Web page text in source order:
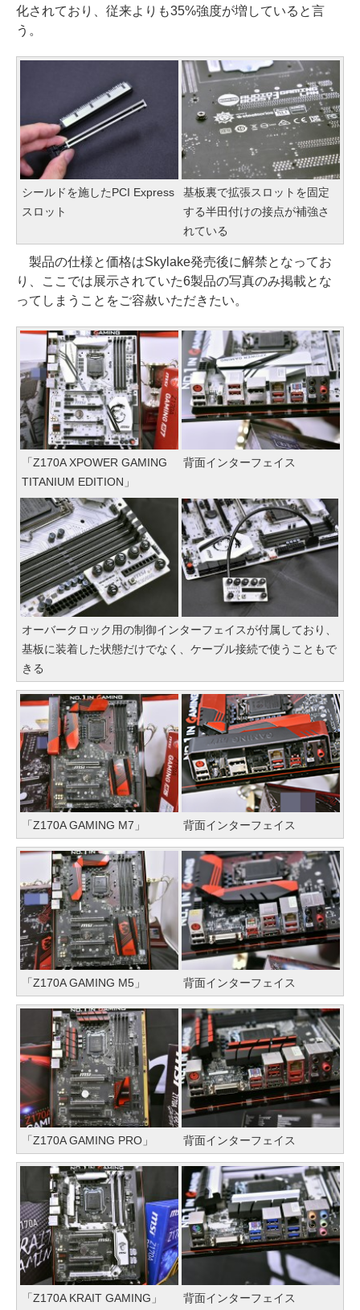
化されており、従来よりも35%強度が増していると言
う。
シールドを施したPCI Express
スロット
基板裏で拡張スロットを固定
する半田付けの接点が補強さ
れている
製品の仕様と価格はSkylake発売後に解禁となってお
り、ここでは展示されていた6製品の写真のみ掲載とな
ってしまうことをご容赦いただきたい。
「Z170A XPOWER GAMING
TITANIUM EDITION」
背面インターフェイス
オーバークロック用の制御インターフェイスが付属しており、
基板に装着した状態だけでなく、ケーブル接続で使うこともで
きる
「Z170A GAMING M7」 背面インターフェイス
「Z170A GAMING M5」 背面インターフェイス
「Z170A GAMING PRO」 背面インターフェイス
「Z170A KRAIT GAMING」 背面インターフェイス